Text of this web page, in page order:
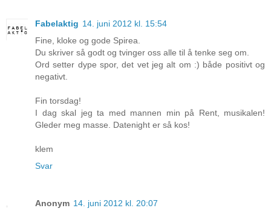
Fabelaktig 14. juni 2012 kl. 15:54
Fine, kloke og gode Spirea.
Du skriver så godt og tvinger oss alle til å tenke seg om.
Ord setter dype spor, det vet jeg alt om :) både positivt og
negativt.
Fin torsdag!
I dag skal jeg ta med mannen min på Rent, musikalen!
Gleder meg masse. Datenight er så kos!
klem
Svar
Anonym 14. juni 2012 kl. 20:07